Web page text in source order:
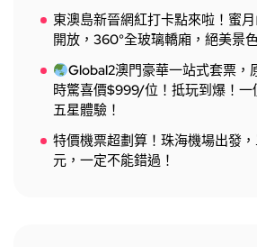
東澳島新晉網紅打卡點來啦！蜜
開放，360°全玻璃轎廂，絕美景
Global2澳門豪華一站式套票
時驚喜價$999/位！抵玩到爆！一
五星體驗！
特價機票超劃算！珠海機場出發
元，一定不能錯過！